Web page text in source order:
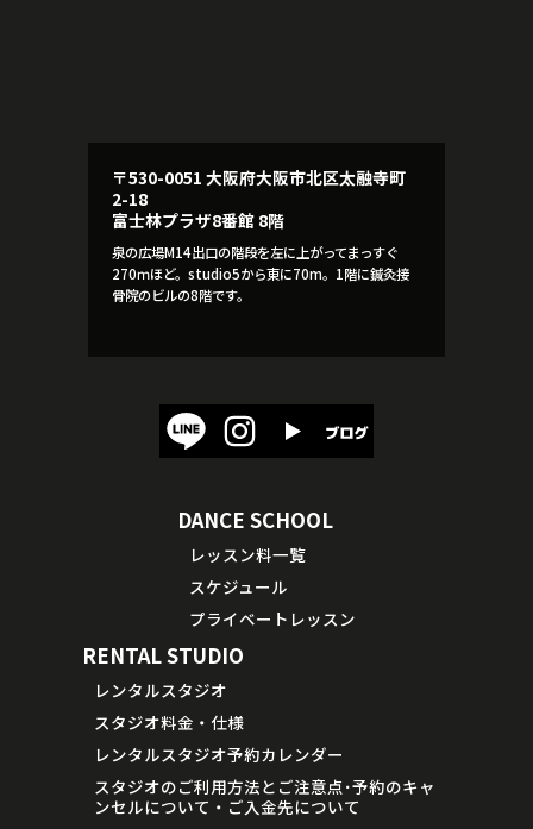
〒530-0051 大阪府大阪市北区太融寺町
2-18
富士林プラザ8番館 8階
泉の広場M14出口の階段を左に上がってまっすぐ
270ｍほど。studio5から東に70m。1階に鍼灸接
骨院のビルの8階です。
DANCE SCHOOL
レッスン料一覧
スケジュール
プライベートレッスン
RENTAL STUDIO
レンタルスタジオ
スタジオ料金・仕様
レンタルスタジオ予約カレンダー
スタジオのご利用方法とご注意点･予約のキャ
ンセルについて・ご入金先について